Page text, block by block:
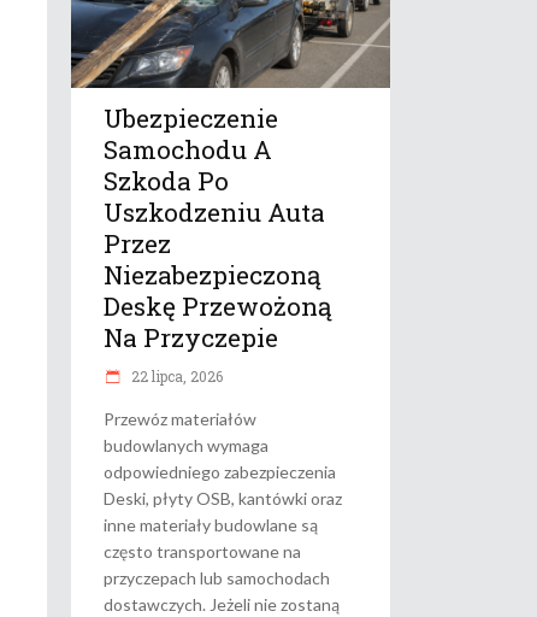
Ubezpieczenie
Samochodu A
Szkoda Po
Uszkodzeniu Auta
Przez
Niezabezpieczoną
Deskę Przewożoną
Na Przyczepie
22 lipca, 2026
Przewóz materiałów
budowlanych wymaga
odpowiedniego zabezpieczenia
Deski, płyty OSB, kantówki oraz
inne materiały budowlane są
często transportowane na
przyczepach lub samochodach
dostawczych. Jeżeli nie zostaną